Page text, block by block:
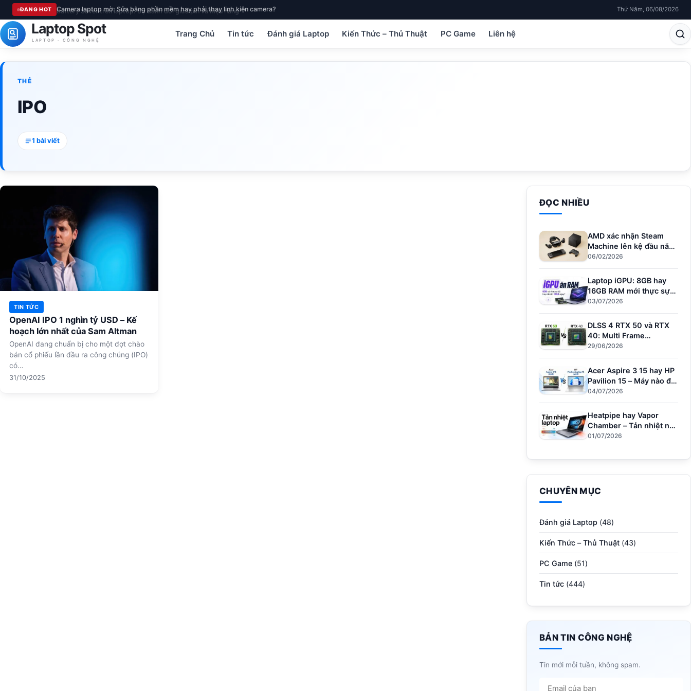
ĐANG HOT Camera laptop mờ: Sửa bằng phần mềm hay phải thay linh kiện camera? Thứ Năm, 06/08/2026
Laptop Spot
LAPTOP · CÔNG NGHỆ
Trang Chủ Tin tức Đánh giá Laptop Kiến Thức – Thủ Thuật PC Game Liên hệ
THẺ
IPO
1 bài viết
TIN TỨC
OpenAI IPO 1 nghìn tỷ USD – Kế
hoạch lớn nhất của Sam Altman
OpenAI đang chuẩn bị cho một đợt chào
bán cổ phiếu lần đầu ra công chúng (IPO)
có…
31/10/2025
ĐỌC NHIỀU
AMD xác nhận Steam
Machine lên kệ đầu năm
nay – Đối thủ mới của
PS5
06/02/2026
Laptop iGPU: 8GB hay
16GB RAM mới thực sự
đủ dùng?
03/07/2026
DLSS 4 RTX 50 và RTX
40: Multi Frame
Generation làm được gì?
29/06/2026
Acer Aspire 3 15 hay HP
Pavilion 15 – Máy nào đủ
sức cho người dùng văn
phòng?
04/07/2026
Heatpipe hay Vapor
Chamber – Tản nhiệt nào
giữ hiệu năng khi
01/07/2026
CHUYÊN MỤC
Đánh giá Laptop (48)
Kiến Thức – Thủ Thuật (43)
PC Game (51)
Tin tức (444)
BẢN TIN CÔNG NGHỆ
Tin mới mỗi tuần, không spam.